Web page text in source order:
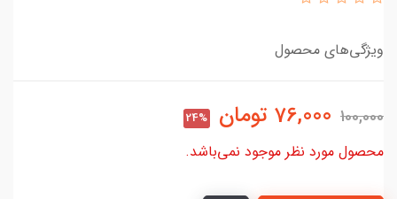
ویژگی‌های محصول
100,000
76,000 تومان 24%
محصول مورد نظر موجود نمی‌باشد.